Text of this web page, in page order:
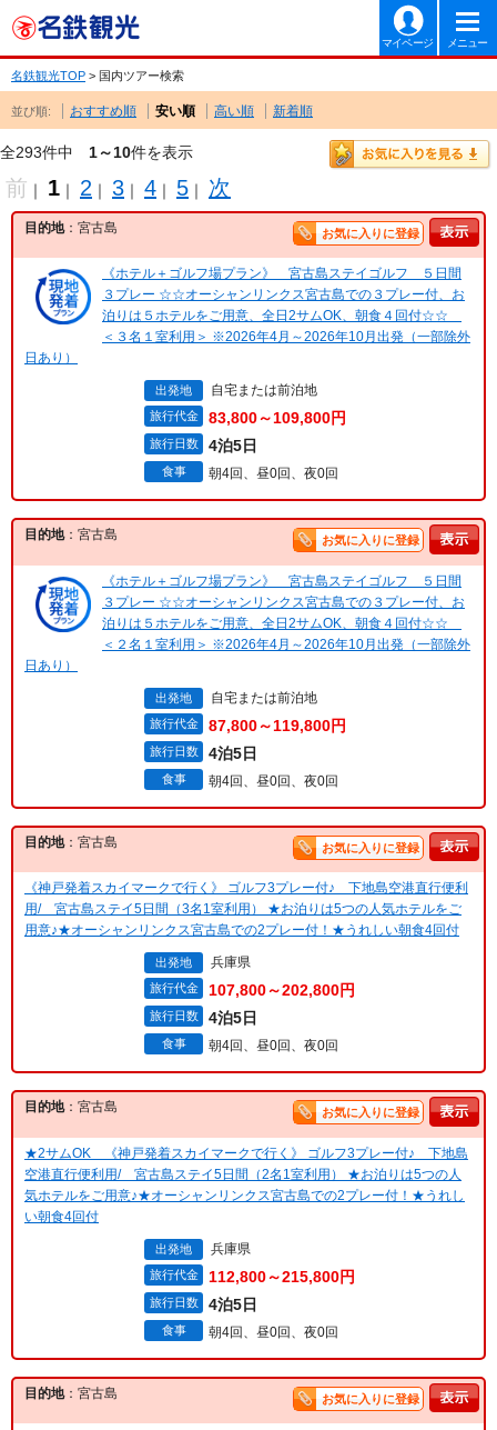
マイページ メニュー
名鉄観光TOP > 国内ツアー検索
並び順: おすすめ順 安い順 高い順 新着順
全293件中 1～10件を表示
前 ｜ 1 ｜ 2 ｜ 3 ｜ 4 ｜ 5 ｜ 次
目的地：宮古島 お気に入りに登録
《ホテル＋ゴルフ場プラン》 宮古島ステイゴルフ ５日間
３プレー ☆☆オーシャンリンクス宮古島での３プレー付、お
泊りは５ホテルをご用意、全日2サムOK、朝食４回付☆☆
＜３名１室利用＞ ※2026年4月～2026年10月出発（一部除外
日あり）
出発地 自宅または前泊地
旅行代金 83,800～109,800円
旅行日数 4泊5日
食事 朝4回、昼0回、夜0回
目的地：宮古島 お気に入りに登録
《ホテル＋ゴルフ場プラン》 宮古島ステイゴルフ ５日間
３プレー ☆☆オーシャンリンクス宮古島での３プレー付、お
泊りは５ホテルをご用意、全日2サムOK、朝食４回付☆☆
＜２名１室利用＞ ※2026年4月～2026年10月出発（一部除外
日あり）
出発地 自宅または前泊地
旅行代金 87,800～119,800円
旅行日数 4泊5日
食事 朝4回、昼0回、夜0回
目的地：宮古島 お気に入りに登録
《神戸発着スカイマークで行く》 ゴルフ3プレー付♪ 下地島空港直行便利
用/ 宮古島ステイ5日間（3名1室利用） ★お泊りは5つの人気ホテルをご
用意♪★オーシャンリンクス宮古島での2プレー付！★うれしい朝食4回付
出発地 兵庫県
旅行代金 107,800～202,800円
旅行日数 4泊5日
食事 朝4回、昼0回、夜0回
目的地：宮古島 お気に入りに登録
★2サムOK 《神戸発着スカイマークで行く》 ゴルフ3プレー付♪ 下地島
空港直行便利用/ 宮古島ステイ5日間（2名1室利用） ★お泊りは5つの人
気ホテルをご用意♪★オーシャンリンクス宮古島での2プレー付！★うれし
い朝食4回付
出発地 兵庫県
旅行代金 112,800～215,800円
旅行日数 4泊5日
食事 朝4回、昼0回、夜0回
目的地：宮古島 お気に入りに登録